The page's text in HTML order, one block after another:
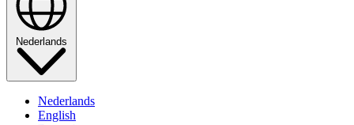
Nederlands
Nederlands
English